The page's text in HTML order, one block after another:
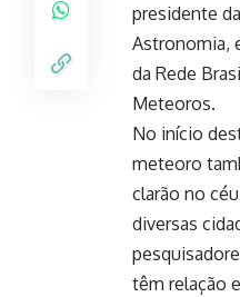
presidente
Astronomia,
da Rede
Meteoros.
No início
meteoro
clarão no
diversas
têm relação